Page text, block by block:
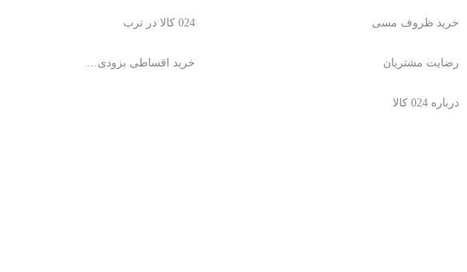
خرید ظروف مسی
رضایت مشتریان
درباره 024 کالا
024 کالا در ترب
خرید اقساطی بزودی…